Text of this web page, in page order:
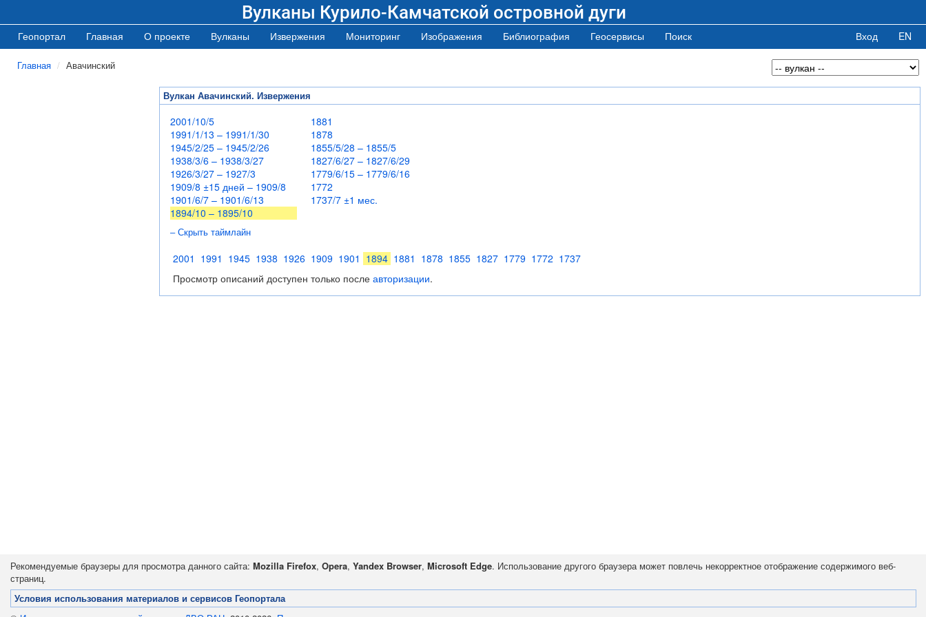
Вулканы Курило-Камчатской островной дуги
Геопортал Главная О проекте Вулканы Извержения Мониторинг Изображения Библиография Геосервисы Поиск Вход EN
Главная Авачинский
Вулкан Авачинский. Извержения
2001/10/5
1991/1/13 – 1991/1/30
1945/2/25 – 1945/2/26
1938/3/6 – 1938/3/27
1926/3/27 – 1927/3
1909/8 ±15 дней – 1909/8
1901/6/7 – 1901/6/13
1894/10 – 1895/10
1881
1878
1855/5/28 – 1855/5
1827/6/27 – 1827/6/29
1779/6/15 – 1779/6/16
1772
1737/7 ±1 мес.
– Скрыть таймлайн
2001 1991 1945 1938 1926 1909 1901 1894 1881 1878 1855 1827 1779 1772 1737
Просмотр описаний доступен только после авторизации.
Рекомендуемые браузеры для просмотра данного сайта: Mozilla Firefox, Opera, Yandex Browser, Microsoft Edge. Использование другого браузера может повлечь некорректное отображение содержимого веб-
страниц.
Условия использования материалов и сервисов Геопортала